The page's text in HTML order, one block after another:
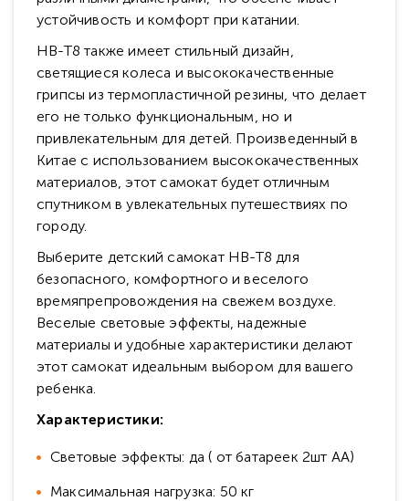
устойчивость и комфорт при катании.
HB-T8 также имеет стильный дизайн,
светящиеся колеса и высококачественные
грипсы из термопластичной резины, что делает
его не только функциональным, но и
привлекательным для детей. Произведенный в
Китае с использованием высококачественных
материалов, этот самокат будет отличным
спутником в увлекательных путешествиях по
городу.
Выберите детский самокат HB-T8 для
безопасного, комфортного и веселого
времяпрепровождения на свежем воздухе.
Веселые световые эффекты, надежные
материалы и удобные характеристики делают
этот самокат идеальным выбором для вашего
ребенка.
Характеристики:
Световые эффекты: да ( от батареек 2шт АА)
Максимальная нагрузка: 50 кг